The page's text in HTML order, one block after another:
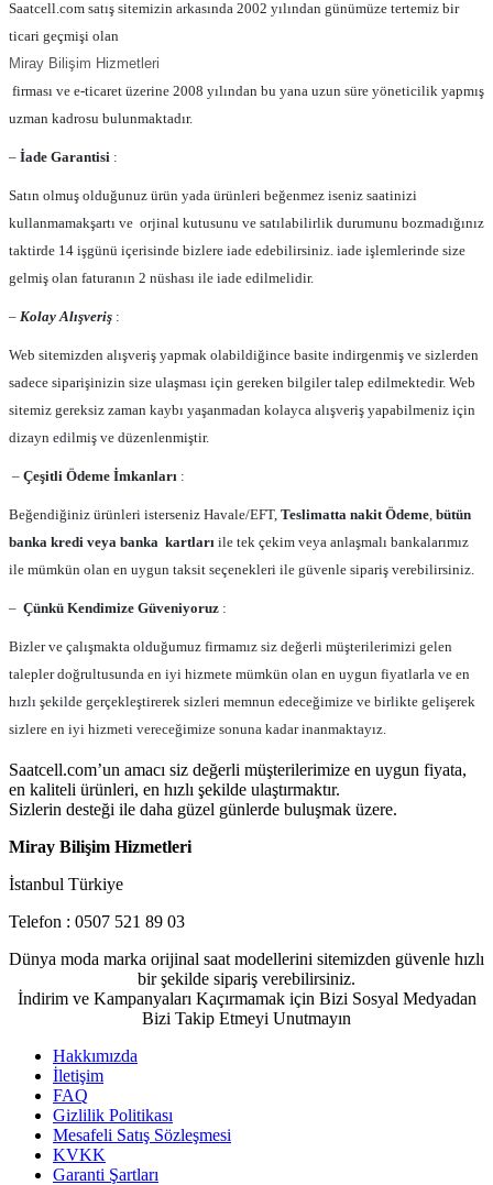
Saatcell.com satış sitemizin arkasında 2002 yılından günümüze tertemiz bir
ticari geçmişi olan
Miray Bilişim Hizmetleri
firması ve e-ticaret üzerine 2008 yılından bu yana uzun süre yöneticilik yapmış
uzman kadrosu bulunmaktadır.
– İade Garantisi :
Satın olmuş olduğunuz ürün yada ürünleri beğenmez iseniz saatinizi
kullanmamakşartı ve orjinal kutusunu ve satılabilirlik durumunu bozmadığınız
taktirde 14 işgünü içerisinde bizlere iade edebilirsiniz. iade işlemlerinde size
gelmiş olan faturanın 2 nüshası ile iade edilmelidir.
– Kolay Alışveriş :
Web sitemizden alışveriş yapmak olabildiğince basite indirgenmiş ve sizlerden
sadece siparişinizin size ulaşması için gereken bilgiler talep edilmektedir. Web
sitemiz gereksiz zaman kaybı yaşanmadan kolayca alışveriş yapabilmeniz için
dizayn edilmiş ve düzenlenmiştir.
– Çeşitli Ödeme İmkanları :
Beğendiğiniz ürünleri isterseniz Havale/EFT, Teslimatta nakit Ödeme bütün
banka kredi veya banka kartları ile tek çekim veya anlaşmalı bankalarımız
ile mümkün olan en uygun taksit seçenekleri ile güvenle sipariş verebilirsiniz.
– Çünkü Kendimize Güveniyoruz :
Bizler ve çalışmakta olduğumuz firmamız siz değerli müşterilerimizi gelen
talepler doğrultusunda en iyi hizmete mümkün olan en uygun fiyatlarla ve en
hızlı şekilde gerçekleştirerek sizleri memnun edeceğimize ve birlikte gelişerek
sizlere en iyi hizmeti vereceğimize sonuna kadar inanmaktayız.
Saatcell.com’un amacı siz değerli müşterilerimize en uygun fiyata,
en kaliteli ürünleri, en hızlı şekilde ulaştırmaktır.
Sizlerin desteği ile daha güzel günlerde buluşmak üzere.
Miray Bilişim Hizmetleri
İstanbul Türkiye
Telefon : 0507 521 89 03
Dünya moda marka orijinal saat modellerini sitemizden güvenle hızlı
bir şekilde sipariş verebilirsiniz.
İndirim ve Kampanyaları Kaçırmamak için Bizi Sosyal Medyadan
Bizi Takip Etmeyi Unutmayın
Hakkımızda
İletişim
FAQ
Gizlilik Politikası
Mesafeli Satış Sözleşmesi
KVKK
Garanti Şartları